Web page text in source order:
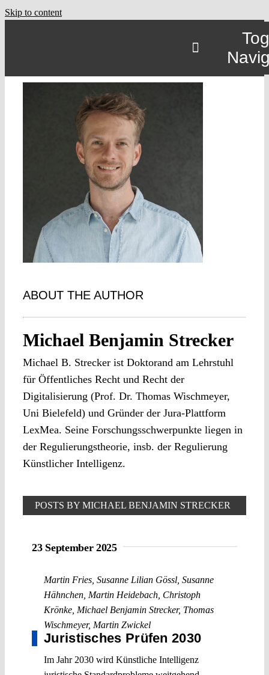
Skip to content
ABOUT THE AUTHOR
Michael Benjamin Strecker
Michael B. Strecker ist Doktorand am Lehrstuhl
für Öffentliches Recht und Recht der
Digitalisierung (Prof. Dr. Thomas Wischmeyer,
Uni Bielefeld) und Gründer der Jura-Plattform
LexMea. Seine Forschungsschwerpunkte liegen in
der Regulierungstheorie, insb. der Regulierung
Künstlicher Intelligenz.
POSTS BY MICHAEL BENJAMIN STRECKER
23 September 2025
Martin Fries Susanne Lilian Gössl Susanne
Hähnchen Martin Heidebach Christoph
Krönke Michael Benjamin Strecker, Thomas
Wischmeyer, Martin Zwickel
Juristisches Prüfen 2030
Im Jahr 2030 wird Künstliche Intelligenz